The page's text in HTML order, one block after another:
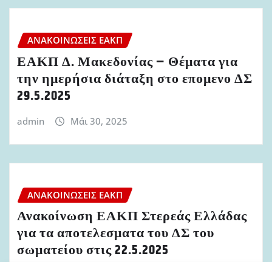
ΑΝΑΚΟΙΝΏΣΕΙΣ ΕΑΚΠ
ΕΑΚΠ Δ. Μακεδονίας – Θέματα για
την ημερήσια διάταξη στο επομενο ΔΣ
29.5.2025
admin Μάι 30, 2025
ΑΝΑΚΟΙΝΏΣΕΙΣ ΕΑΚΠ
Ανακοίνωση ΕΑΚΠ Στερεάς Ελλάδας
για τα αποτελεσματα του ΔΣ του
σωματείου στις 22.5.2025